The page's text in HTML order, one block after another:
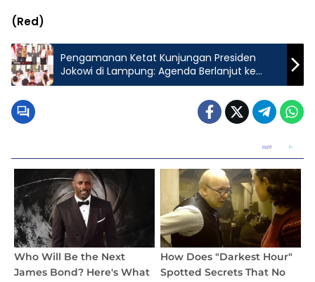
(Red)
Pengamanan Ketat Kunjungan Presiden
Jokowi di Lampung: Agenda Berlanjut ke
Lampung Barat dan Tanggamus